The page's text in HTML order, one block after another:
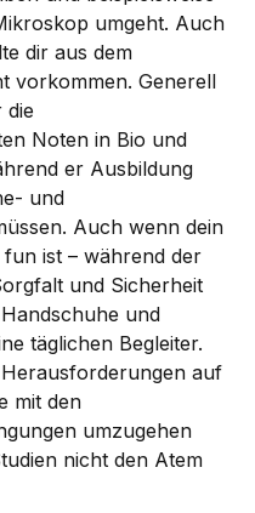
umgeht. Auch
dir aus dem
vorkommen. Generell
die
Noten in Bio und
er Ausbildung
und
Auch wenn dein
ist – während der
und Sicherheit
und
täglichen Begleiter.
auf
mit den
umzugehen
nicht den Atem